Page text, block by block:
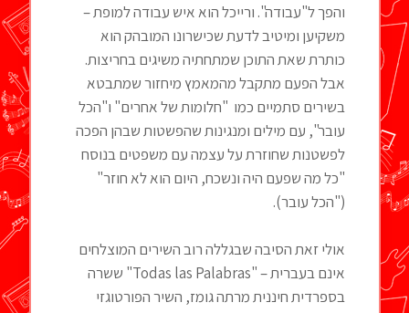
והפך ל"עבודה". ורייכל הוא איש עבודה למופת –
משקיען ומיטיב לדעת שכישרונו המובהק הוא
כותרת שאת התוכן שמתחתיה משיגים בחריצות.
אבל הפעם מתקבל מהמאמץ מיחזור שמתבטא
בשירים סתמיים כמו "חלומות של אחרים" ו"הכל
עובר", עם מילים ומנגינות שהפשטות שבהן הפכה
לפשטנות שחוזרת על עצמה עם משפטים בנוסח
"כל מה שפעם היה ונשכח, היום הוא לא חוזר"
("הכל עובר).
אולי זאת הסיבה שבגללה רוב השירים המוצלחים
אינם בעברית – "Todas las Palabras" ששרה
בספרדית חיננית מרתה גומז, השיר הפורטוגזי